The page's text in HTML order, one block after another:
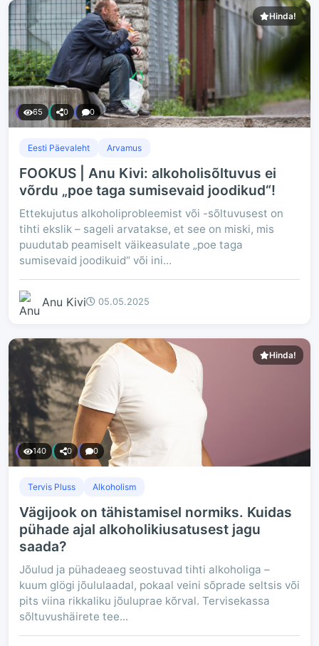
Hinda!
65 0 0
Eesti Päevaleht Arvamus
FOOKUS | Anu Kivi: alkoholisõltuvus ei
võrdu „poe taga sumisevaid joodikud“!
Ettekujutus alkoholiprobleemist või -sõltuvusest on
tihti ekslik – sageli arvatakse, et see on miski, mis
puudutab peamiselt väikeasulate „poe taga
sumisevaid joodikuid“ või ini...
Anu Kivi 05.05.2025
Hinda!
140 0 0
Tervis Pluss Alkoholism
Vägijook on tähistamisel normiks. Kuidas
pühade ajal alkoholikiusatusest jagu
saada?
Jõulud ja pühadeaeg seostuvad tihti alkoholiga –
kuum glögi jõululaadal, pokaal veini sõprade seltsis või
pits viina rikkaliku jõuluprae kõrval. Tervisekassa
sõltuvushäirete tee...